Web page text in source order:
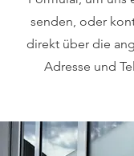
senden, oder
direkt über die
Adresse und